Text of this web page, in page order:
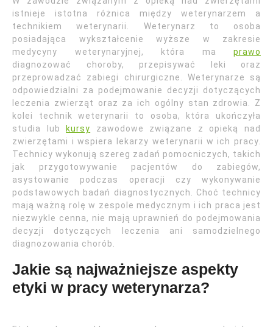
istnieje istotna różnica między weterynarzem a
technikiem weterynarii. Weterynarz to osoba
posiadająca wykształcenie wyższe w zakresie
medycyny weterynaryjnej, która ma prawo
diagnozować choroby, przepisywać leki oraz
przeprowadzać zabiegi chirurgiczne. Weterynarze są
odpowiedzialni za podejmowanie decyzji dotyczących
leczenia zwierząt oraz za ich ogólny stan zdrowia. Z
kolei technik weterynarii to osoba, która ukończyła
studia lub
kursy zawodowe związane z opieką nad
zwierzętami i wspiera lekarzy weterynarii w ich pracy.
Technicy wykonują szereg zadań pomocniczych, takich
jak przygotowywanie pacjentów do zabiegów,
asystowanie podczas operacji czy wykonywanie
podstawowych badań diagnostycznych. Choć technicy
mają ważną rolę w zespole medycznym i ich praca jest
niezwykle cenna, nie mają uprawnień do podejmowania
decyzji dotyczących leczenia ani samodzielnego
diagnozowania chorób.
Jakie są najważniejsze aspekty
etyki w pracy weterynarza?